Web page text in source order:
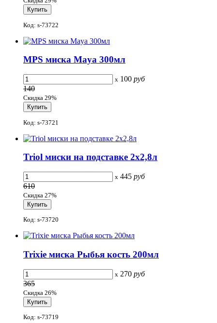
Код: s-73722
MPS миска Maya 300мл
x 100 руб
140
Скидка 29%
Код: s-73721
Triol миски на подставке 2x2,8л
x 445 руб
610
Скидка 27%
Код: s-73720
Trixie миска Рыбья кость 200мл
x 270 руб
365
Скидка 26%
Код: s-73719